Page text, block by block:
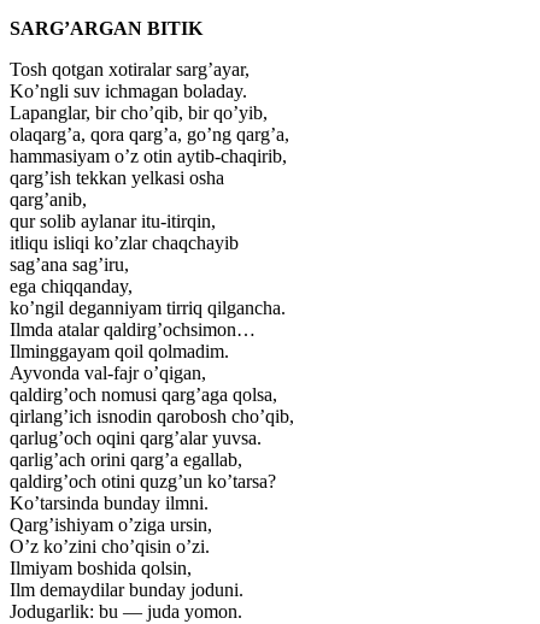
SARG’ARGAN BITIK
Tosh qotgan xotiralar sarg’ayar,
Ko’ngli suv ichmagan boladay.
Lapanglar, bir cho’qib, bir qo’yib,
olaqarg’a, qora qarg’a, go’ng qarg’a,
hammasiyam o’z otin aytib-chaqirib,
qarg’ish tekkan yelkasi osha
qarg’anib,
qur solib aylanar itu-itirqin,
itliqu isliqi ko’zlar chaqchayib
sag’ana sag’iru,
ega chiqqanday,
ko’ngil deganniyam tirriq qilgancha.
Ilmda atalar qaldirg’ochsimon…
Ilminggayam qoil qolmadim.
Ayvonda val-fajr o’qigan,
qaldirg’och nomusi qarg’aga qolsa,
qirlang’ich isnodin qarobosh cho’qib,
qarlug’och oqini qarg’alar yuvsa.
qarlig’ach orini qarg’a egallab,
qaldirg’och otini quzg’un ko’tarsa?
Ko’tarsinda bunday ilmni.
Qarg’ishiyam o’ziga ursin,
O’z ko’zini cho’qisin o’zi.
Ilmiyam boshida qolsin,
Ilm demaydilar bunday joduni.
Jodugarlik: bu — juda yomon.